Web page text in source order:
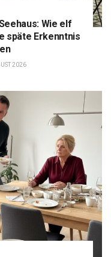
Wie elf
späte Erkenntnis
2026